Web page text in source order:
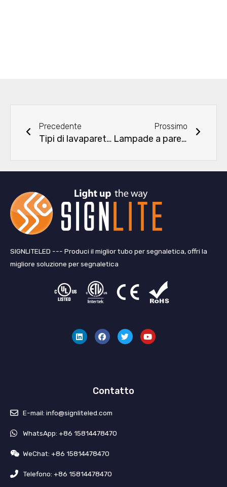
Precedente
Tipi di lavaparete a LED: una guida completa per l'illuminazione della facciata architettonica
Prossimo
Lampade a parete flessibili a catena per facciate curve | Rondelle da parete per esterni RGB e DMX
SIGNLITELED --- Produci il miglior tubo per segnaletica, offri la
migliore soluzione per segnaletica
n
k
e
c
e
b
n
g
u
o
u
t
u
Contatto
E-mail: info@signliteled.com
WhatsApp: +86 15814478470
WeChat: +86 15814478470
Telefono: +86 15814478470